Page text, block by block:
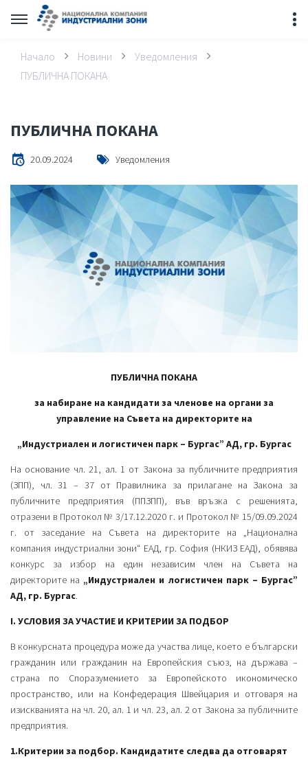
Начало Новини
Уведомления
ПУБЛИЧНА ПОКАНА
ПУБЛИЧНА ПОКАНА
20.09.2024 Уведомления
ПУБЛИЧНА ПОКАНА
за набиране на кандидати за членове на органи за
управление на Съвета на директорите на
„Индустриален и логистичен парк – Бургас” АД, гр. Бургас
На основание чл. 21, ал. 1 от Закона за публичните предприятия
(ЗПП), чл. 31 – 37 от Правилника за прилагане на Закона за
публичните предприятия (ППЗПП), във връзка с решенията,
отразени в Протокол № 3/17.12.2020 г. и Протокол № 15/09.09.2024
г. от заседание на Съвета на директорите на „Национална
компания индустриални зони“ ЕАД, гр. София (НКИЗ ЕАД), обявява
конкурс за избор на един независим член на Съвета на
директорите на „Индустриален и логистичен парк – Бургас”
АД, гр. Бургас.
I. УСЛОВИЯ ЗА УЧАСТИЕ И КРИТЕРИИ ЗА ПОДБОР
В конкурсната процедура може да участва лице, което е български
гражданин или гражданин на Европейския съюз, на държава –
страна по Споразумението за Европейското икономическо
пространство, или на Конфедерация Швейцария и отговаря на
изискванията на чл. 20, ал. 1 и чл. 23, ал. 2 от Закона за публичните
предприятия.
1.Критерии за подбор. Кандидатите следва да отговарят